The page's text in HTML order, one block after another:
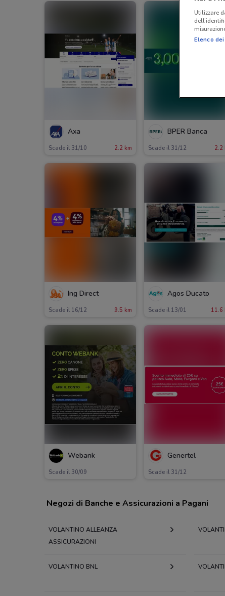
Axa
Scade il 31/10 2.2 km
BPER Banca
Scade il 31/12 2.2
Ing Direct
Scade il 16/12 9.5 km
Agos Ducato
Scade il 13/01 11.6
Webank
Scade il 30/09
Genertel
Scade il 31/12
Negozi di Banche e Assicurazioni a Pagani
VOLANTINO ALLEANZA
ASSICURAZIONI
VOLANTINO BNL
Utilizzare
Elenco